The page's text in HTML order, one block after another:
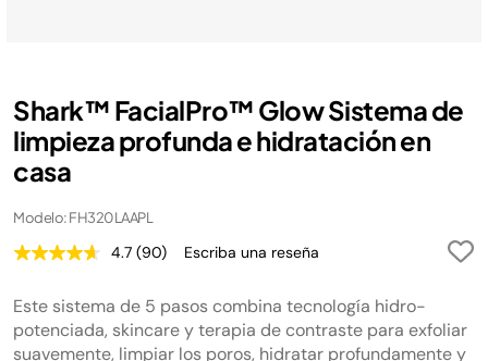
Shark™ FacialPro™ Glow Sistema de
limpieza profunda e hidratación en
casa
Modelo: FH320LAAPL
4.7 Lea
reseñas.
Enlace
en
la
(90) Escriba una reseña
Este sistema de 5 pasos combina tecnología hidro-
potenciada, skincare y terapia de contraste para exfoliar
suavemente, limpiar los poros, hidratar profundamente y